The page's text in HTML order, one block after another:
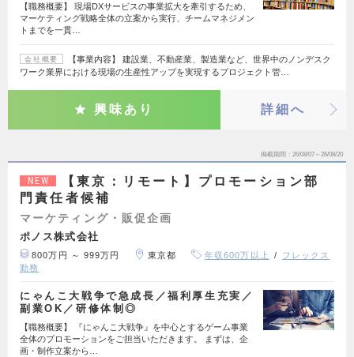
【職務概要】 現場DXサービスの事業拡大を牽引するため、
マーケティング戦略全体の立案から実行、チームマネジメン
トまでを一貫…
会社概要
【事業内容】 建設業、不動産業、製造業など、世界中のノンデスク
ワーク業界における現場の生産性アップを実現するプロジェクト管…
興味あり 詳細へ
掲載期間 26/08/07～26/08/20
NEW
【東京：リモート】プロモーション部
門責任者候補
マーケティング・販促企画
ポノス株式会社
800万円 ～ 999万円 東京都 年収600万以上
フレックス
勤務
にゃんこ大戦争で急成長／福利厚生充実／
副業OK／研修体制◎
【職務概要】 『にゃんこ大戦争』を中心とするゲーム事業
全体のプロモーションをご担当いただきます。 まずは、企
画・制作立案から…